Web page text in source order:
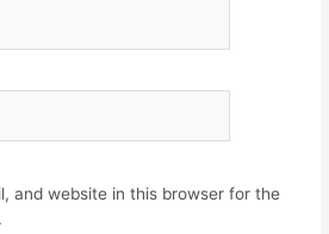
and website in this browser for the